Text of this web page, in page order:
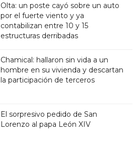
Olta: un poste cayó sobre un auto
por el fuerte viento y ya
contabilizan entre 10 y 15
estructuras derribadas
Chamical: hallaron sin vida a un
hombre en su vivienda y descartan
la participación de terceros
El sorpresivo pedido de San
Lorenzo al papa León XIV